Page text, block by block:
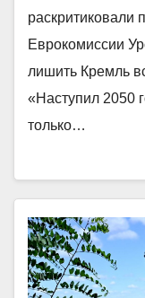
раскритиковали
Еврокомиссии
лишить Кремль
«Наступил 2050
только…